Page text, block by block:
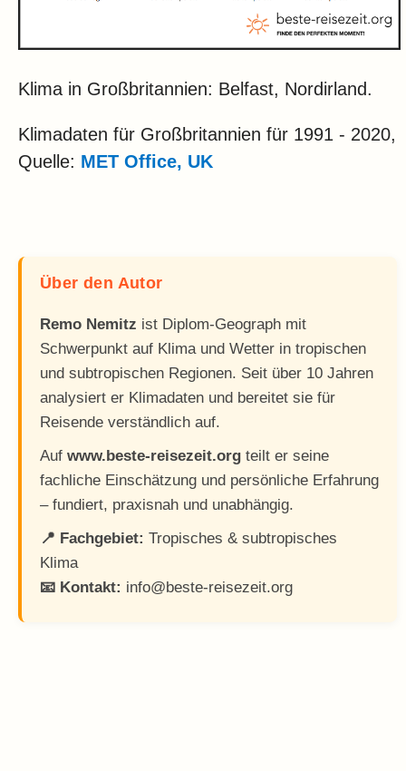
Klima in Großbritannien: Belfast, Nordirland.
Klimadaten für Großbritannien für 1991 - 2020,
Quelle: MET Office, UK
Über den Autor
Remo Nemitz ist Diplom-Geograph mit
Schwerpunkt auf Klima und Wetter in tropischen
und subtropischen Regionen. Seit über 10 Jahren
analysiert er Klimadaten und bereitet sie für
Reisende verständlich auf.
Auf www.beste-reisezeit.org teilt er seine
fachliche Einschätzung und persönliche Erfahrung
– fundiert, praxisnah und unabhängig.
📍 Fachgebiet: Tropisches & subtropisches
Klima
📧 Kontakt: info@beste-reisezeit.org